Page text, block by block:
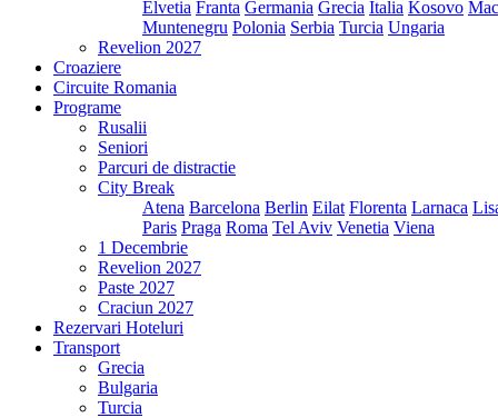
Elvetia Franta Germania Grecia Italia Kosovo
Muntenegru Polonia Serbia Turcia Ungaria
Revelion 2027
Croaziere
Circuite Romania
Programe
Rusalii
Seniori
Parcuri de distractie
City Break
Atena Barcelona Berlin Eilat Florenta Larnaca
Paris Praga Roma Tel Aviv Venetia Viena
1 Decembrie
Revelion 2027
Paste 2027
Craciun 2027
Rezervari Hoteluri
Transport
Grecia
Bulgaria
Turcia